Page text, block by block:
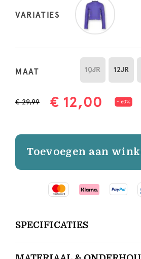
VARIATIES
MAAT 10JR 12JR
€ 29,99 € 12,00 - 60%
Toevoegen aan
SPECIFICATIES